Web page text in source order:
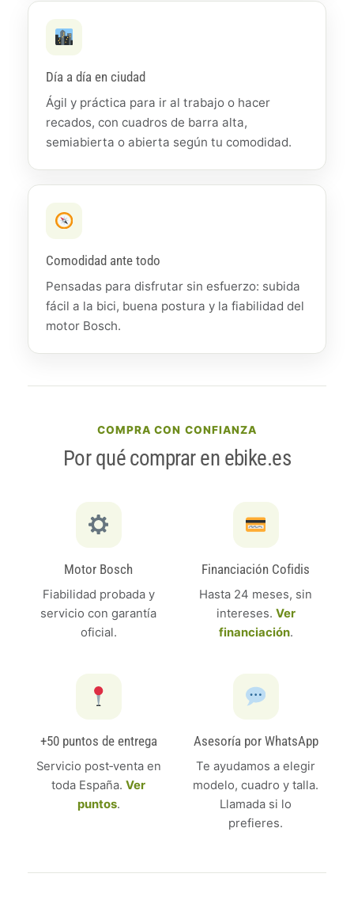
Día a día en ciudad
Ágil y práctica para ir al trabajo o hacer
recados, con cuadros de barra alta,
semiabierta o abierta según tu comodidad.
Comodidad ante todo
Pensadas para disfrutar sin esfuerzo: subida
fácil a la bici, buena postura y la fiabilidad del
motor Bosch.
COMPRA CON CONFIANZA
Por qué comprar en ebike.es
Motor Bosch
Fiabilidad probada y
servicio con garantía
oficial.
Financiación Cofidis
Hasta 24 meses, sin
intereses. Ver
financiación.
+50 puntos de entrega
Servicio post‑venta en
toda España. Ver
puntos.
Asesoría por WhatsApp
Te ayudamos a elegir
modelo, cuadro y talla.
Llamada si lo
prefieres.